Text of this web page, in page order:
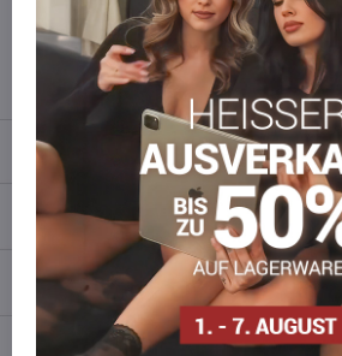
info​​@everlady​​.eu
Beschreibung
Bewertungen
Diskussion 0